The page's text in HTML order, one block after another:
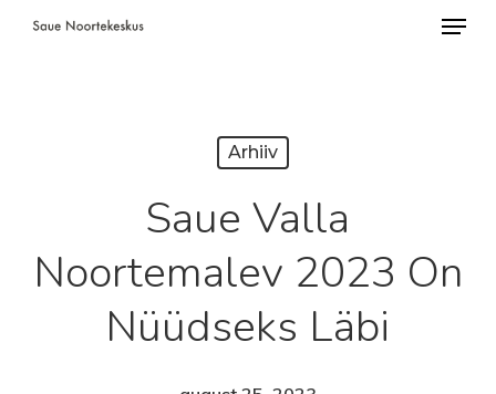
Skip
Arhiiv
Saue Valla
Noortemalev 2023 On
Nüüdseks Läbi